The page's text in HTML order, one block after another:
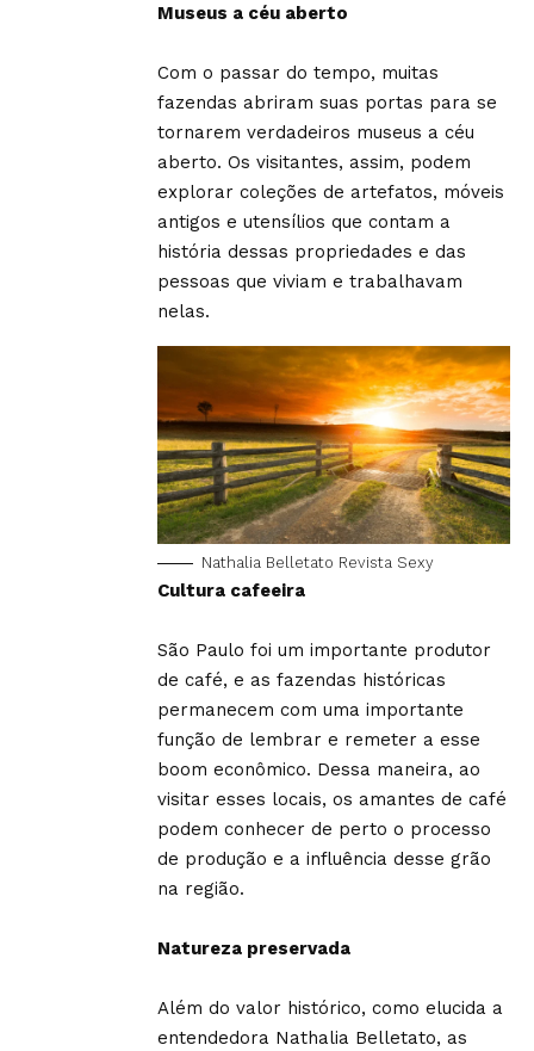
Museus a céu aberto
Com o passar do tempo, muitas
fazendas abriram suas portas para se
tornarem verdadeiros museus a céu
aberto. Os visitantes, assim, podem
explorar coleções de artefatos, móveis
antigos e utensílios que contam a
história dessas propriedades e das
pessoas que viviam e trabalhavam
nelas.
Nathalia Belletato Revista Sexy
Cultura cafeeira
São Paulo foi um importante produtor
de café, e as fazendas históricas
permanecem com uma importante
função de lembrar e remeter a esse
boom econômico. Dessa maneira, ao
visitar esses locais, os amantes de café
podem conhecer de perto o processo
de produção e a influência desse grão
na região.
Natureza preservada
Além do valor histórico, como elucida a
entendedora Nathalia Belletato, as